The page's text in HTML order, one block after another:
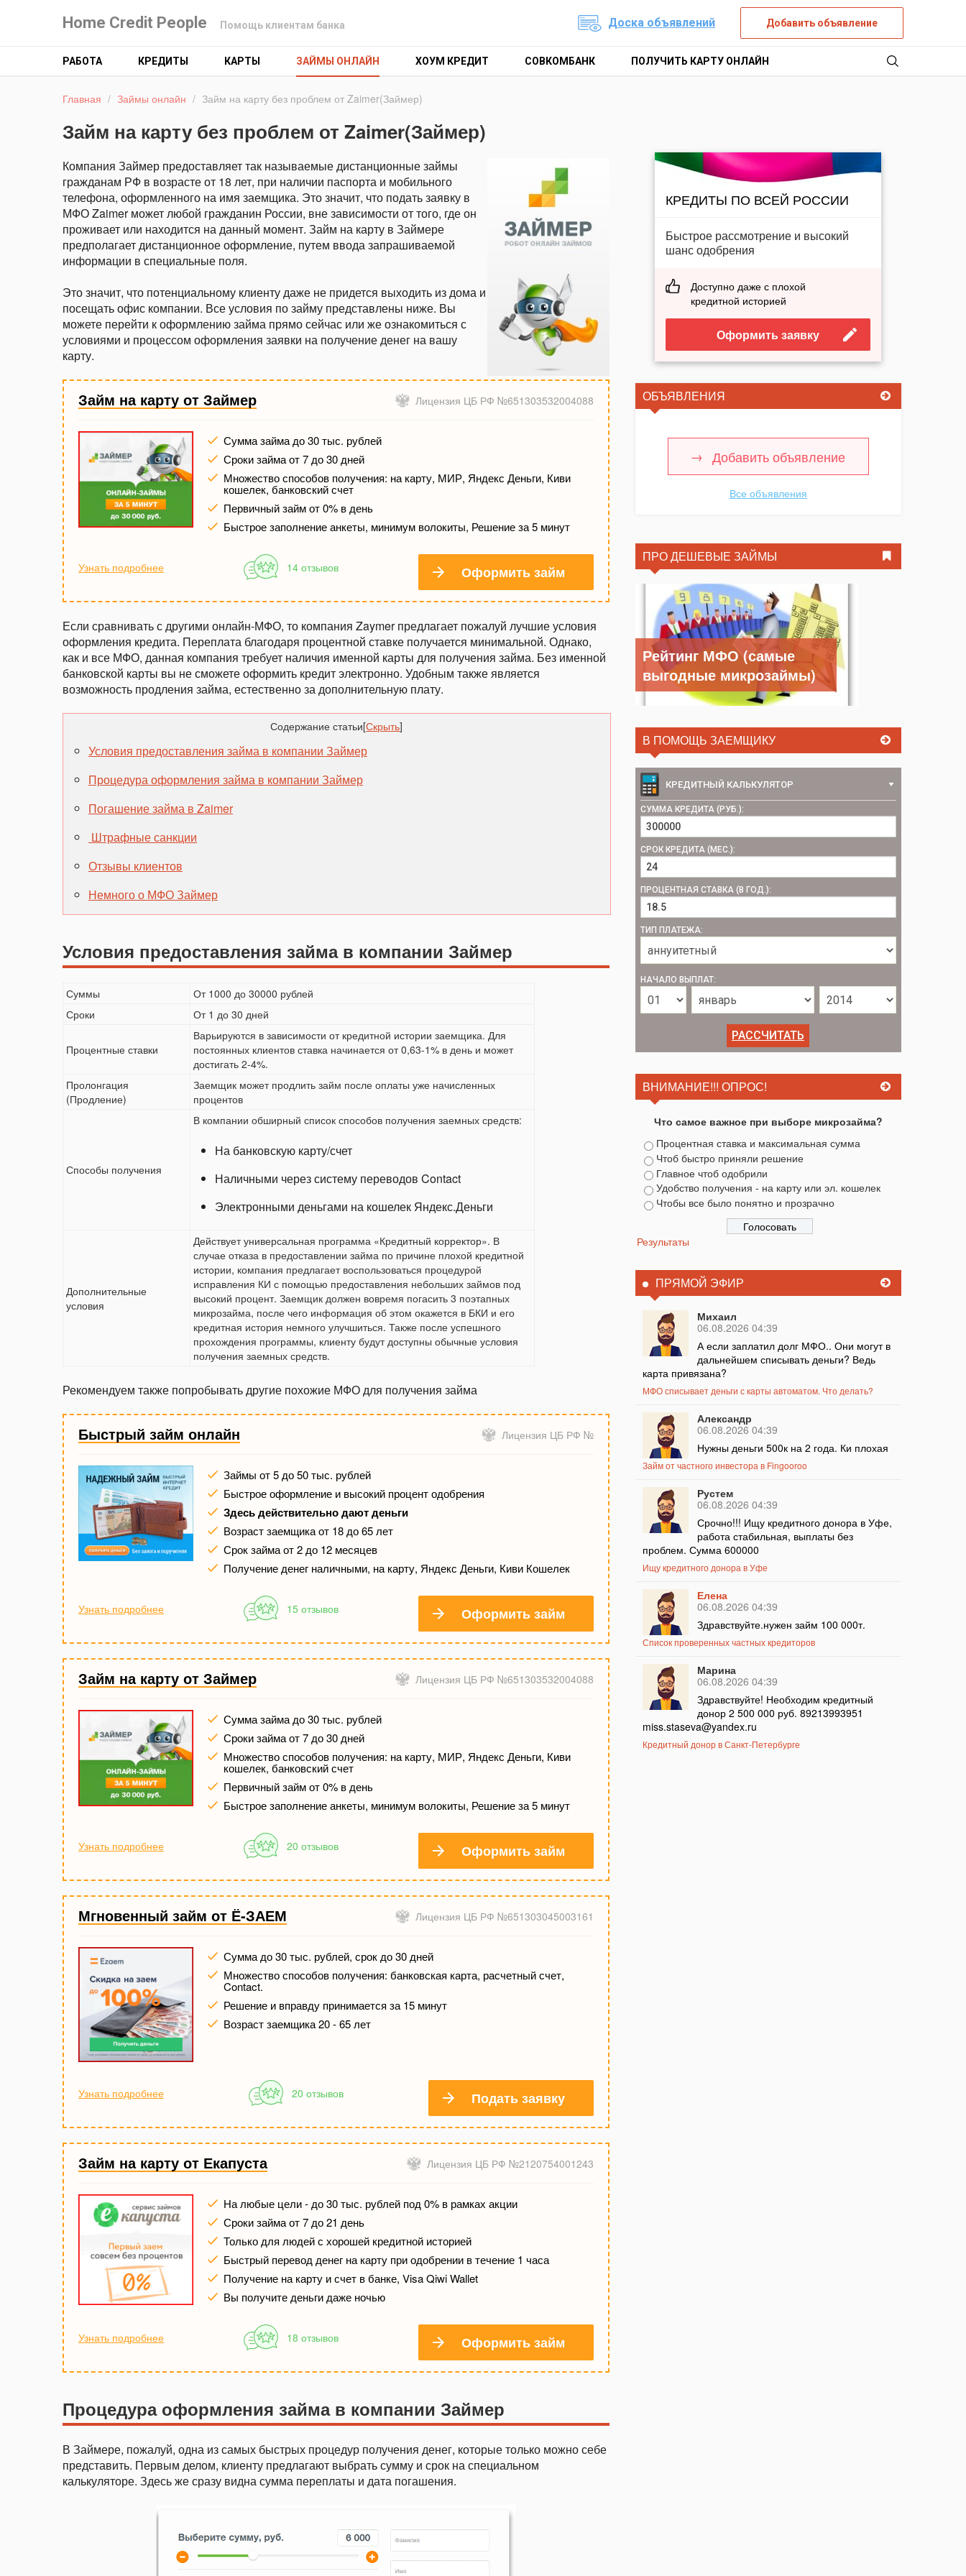
Home Credit People Помощь клиентам банка Доска объявлений Добавить объявление
РАБОТА КРЕДИТЫ КАРТЫ ЗАЙМЫ ОНЛАЙН ХОУМ КРЕДИТ СОВКОМБАНК ПОЛУЧИТЬ КАРТУ ОНЛАЙН
Главная / Займы онлайн / Займ на карту без проблем от Zaimer(Займер)
Займ на карту без проблем от Zaimer(Займер)
Компания Займер предоставляет так называемые дистанционные займы
гражданам РФ в возрасте от 18 лет, при наличии паспорта и мобильного
телефона, оформленного на имя заемщика. Это значит, что подать заявку в
МФО Zaimer может любой гражданин России, вне зависимости от того, где он
проживает или находится на данный момент. Займ на карту в Займере
предполагает дистанционное оформление, путем ввода запрашиваемой
информации в специальные поля.
Это значит, что потенциальному клиенту даже не придется выходить из дома и
посещать офис компании. Все условия по займу представлены ниже. Вы
можете перейти к оформлению займа прямо сейчас или же ознакомиться с
условиями и процессом оформления заявки на получение денег на вашу
карту.
Займ на карту от Займер Лицензия ЦБ РФ №651303532004088
Сумма займа до 30 тыс. рублей
Сроки займа от 7 до 30 дней
Множество способов получения: на карту, МИР, Яндекс Деньги, Киви
кошелек, банковский счет
Первичный займ от 0% в день
Быстрое заполнение анкеты, минимум волокиты, Решение за 5 минут
Узнать подробнее 14 отзывов Оформить займ
Если сравнивать с другими онлайн-МФО, то компания Zaymer предлагает пожалуй лучшие условия
оформления кредита. Переплата благодаря процентной ставке получается минимальной. Однако,
как и все МФО, данная компания требует наличия именной карты для получения займа. Без именной
банковской карты вы не сможете оформить кредит электронно. Удобным также является
возможность продления займа, естественно за дополнительную плату.
Содержание статьи[Скрыть]
Условия предоставления займа в компании Займер
Процедура оформления займа в компании Займер
Погашение займа в Zaimer
Штрафные санкции
Отзывы клиентов
Немного о МФО Займер
Условия предоставления займа в компании Займер
Суммы
От 1000 до 30000 рублей
Сроки
От 1 до 30 дней
Процентные ставки
Варьируются в зависимости от кредитной истории заемщика. Для
постоянных клиентов ставка начинается от 0,63-1% в день и может
достигать 2-4%.
Пролонгация
(Продление)
Заемщик может продлить займ после оплаты уже начисленных
процентов
Способы получения
В компании обширный список способов получения заемных средств:
На банковскую карту/счет
Наличными через систему переводов Contact
Электронными деньгами на кошелек Яндекс.Деньги
Дополнительные
условия
Действует универсальная программа «Кредитный корректор». В
случае отказа в предоставлении займа по причине плохой кредитной
истории, компания предлагает воспользоваться процедурой
исправления КИ с помощью предоставления небольших займов под
высокий процент. Заемщик должен вовремя погасить 3 поэтапных
микрозайма, после чего информация об этом окажется в БКИ и его
кредитная история немного улучшиться. Также после успешного
прохождения программы, клиенту будут доступны обычные условия
получения заемных средств.
Рекомендуем также попробывать другие похожие МФО для получения займа
Быстрый займ онлайн Лицензия ЦБ РФ №
Займы от 5 до 50 тыс. рублей
Быстрое оформление и высокий процент одобрения
Здесь действительно дают деньги
Возраст заемщика от 18 до 65 лет
Срок займа от 2 до 12 месяцев
Получение денег наличными, на карту, Яндекс Деньги, Киви Кошелек
Узнать подробнее 15 отзывов Оформить займ
Займ на карту от Займер Лицензия ЦБ РФ №651303532004088
Сумма займа до 30 тыс. рублей
Сроки займа от 7 до 30 дней
Множество способов получения: на карту, МИР, Яндекс Деньги, Киви
кошелек, банковский счет
Первичный займ от 0% в день
Быстрое заполнение анкеты, минимум волокиты, Решение за 5 минут
Узнать подробнее 20 отзывов Оформить займ
Мгновенный займ от Ё-ЗАЕМ Лицензия ЦБ РФ №651303045003161
Сумма до 30 тыс. рублей, срок до 30 дней
Множество способов получения: банковская карта, расчетный счет,
Contact.
Решение и вправду принимается за 15 минут
Возраст заемщика 20 - 65 лет
Узнать подробнее 20 отзывов Подать заявку
Займ на карту от Екапуста Лицензия ЦБ РФ №2120754001243
На любые цели - до 30 тыс. рублей под 0% в рамках акции
Сроки займа от 7 до 21 день
Только для людей с хорошей кредитной историей
Быстрый перевод денег на карту при одобрении в течение 1 часа
Получение на карту и счет в банке, Visa Qiwi Wallet
Вы получите деньги даже ночью
Узнать подробнее 18 отзывов Оформить займ
Процедура оформления займа в компании Займер
В Займере, пожалуй, одна из самых быстрых процедур получения денег, которые только можно себе
представить. Первым делом, клиенту предлагают выбрать сумму и срок на специальном
калькуляторе. Здесь же сразу видна сумма переплаты и дата погашения.
КРЕДИТЫ ПО ВСЕЙ РОССИИ
Быстрое рассмотрение и высокий
шанс одобрения
Доступно даже с плохой
кредитной историей
Оформить заявку
ОБЪЯВЛЕНИЯ
Добавить объявление
Все объявления
ПРО ДЕШЕВЫЕ ЗАЙМЫ
Рейтинг МФО (самые
выгодные микрозаймы)
В ПОМОЩЬ ЗАЕМЩИКУ
КРЕДИТНЫЙ КАЛЬКУЛЯТОР
СУММА КРЕДИТА (РУБ.):
СРОК КРЕДИТА (МЕС.):
ПРОЦЕНТНАЯ СТАВКА (В ГОД.):
ТИП ПЛАТЕЖА:
НАЧАЛО ВЫПЛАТ:
ВНИМАНИЕ!!! ОПРОС!
Что самое важное при выборе микрозайма?
Процентная ставка и максимальная сумма
Чтоб быстро приняли решение
Главное чтоб одобрили
Удобство получения - на карту или эл. кошелек
Чтобы все было понятно и прозрачно
Результаты
ПРЯМОЙ ЭФИР
Михаил
06.08.2026 04:39
А если заплатил долг МФО.. Они могут в
дальнейшем списывать деньги? Ведь
карта привязана?
МФО списывает деньги с карты автоматом. Что делать?
Александр
06.08.2026 04:39
Нужны деньги 500к на 2 года. Ки плохая
Займ от частного инвестора в Fingooroo
Рустем
06.08.2026 04:39
Срочно!!! Ищу кредитного донора в Уфе,
работа стабильная, выплаты без
проблем. Сумма 600000
Ищу кредитного донора в Уфе
Елена
06.08.2026 04:39
Здравствуйте.нужен займ 100 000т.
Список проверенных частных кредиторов
Марина
06.08.2026 04:39
Здравствуйте! Необходим кредитный
донор 2 500 000 руб. 89213993951
miss.staseva@yandex.ru
Кредитный донор в Санкт-Петербурге